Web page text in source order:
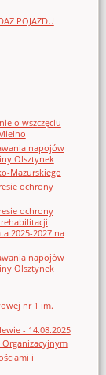
POJAZDU
o wszczęciu
napojów
Olsztynek
Mazurskiego
ochrony
ochrony
2025-2027 na
napojów
Olsztynek
nr 1 im.
- 14.08.2025
Organizacyjnym
i